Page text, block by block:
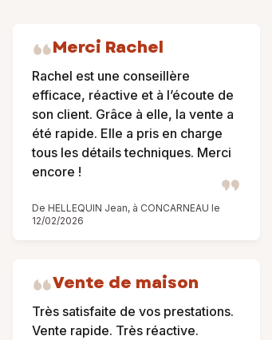
Merci Rachel
Rachel est une conseillère
efficace, réactive et à l’écoute de
son client. Grâce à elle, la vente a
été rapide. Elle a pris en charge
tous les détails techniques. Merci
encore !
De HELLEQUIN Jean, à CONCARNEAU le
12/02/2026
Vente de maison
Très satisfaite de vos prestations.
Vente rapide. Très réactive.